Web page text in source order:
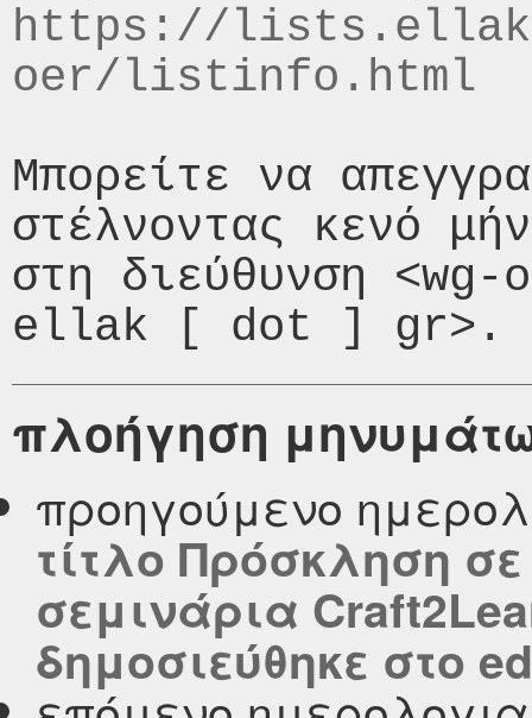
https://
oer/listinfo.html
Μπορείτε να
στέλνοντας κενό
στη διεύθυνση
πλοήγηση
προηγούμενο
τίτλο Πρόσκληση
σεμινάρια
δημοσιεύθηκε στο